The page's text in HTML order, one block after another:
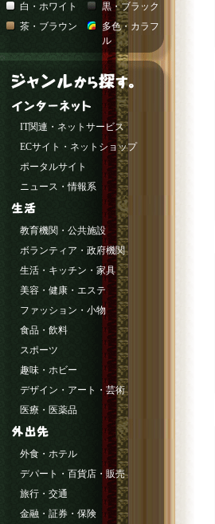
白・ホワイト
黒・ブラック
茶・ブラウン
多色・カラフ
ル
IT関連・ネットサービス
ECサイト・ネットショップ
ポータルサイト
ニュース・情報系
教育機関・公共施設
ボランティア・政府機関
生活・キッチン・家具
美容・健康・エステ
ファッション・小物
食品・飲料
スポーツ
趣味・ホビー
デザイン・アート・芸術
医療・医薬品
外食・ホテル
デパート・百貨店・販売
旅行・交通
金融・証券・保険